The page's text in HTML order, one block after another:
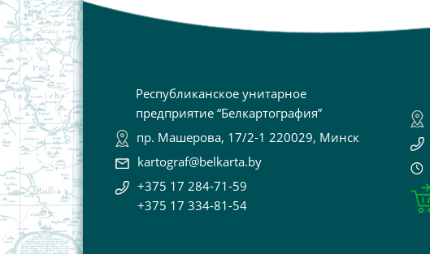
Республиканское унитарное
предприятие “Белкартография”
пр. Машерова, 17/2-1 220029, Минск
kartograf@belkarta.by
+375 17 284-71-59
+375 17 334-81-54